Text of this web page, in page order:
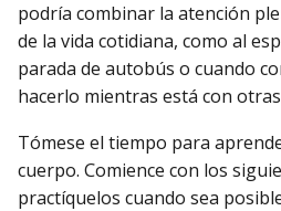
podría combinar la atención
de la vida cotidiana, como al
parada de autobús o cuando
hacerlo mientras está con
Tómese el tiempo para
cuerpo. Comience con los
practíquelos cuando sea